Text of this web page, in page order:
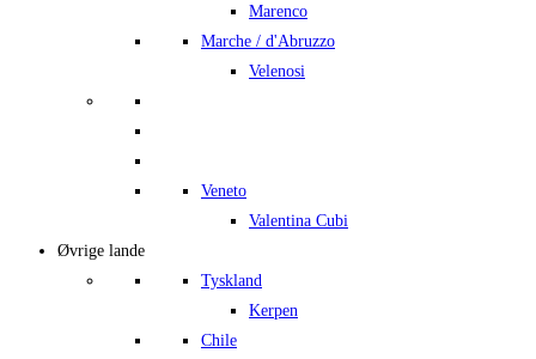
Marenco
Marche / d'Abruzzo
Velenosi
Veneto
Valentina Cubi
Øvrige lande
Tyskland
Kerpen
Chile